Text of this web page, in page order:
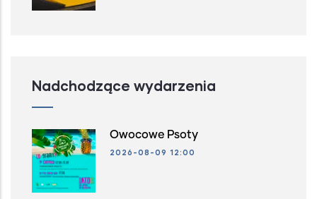
Nadchodzące wydarzenia
Owocowe Psoty
2026-08-09 12:00